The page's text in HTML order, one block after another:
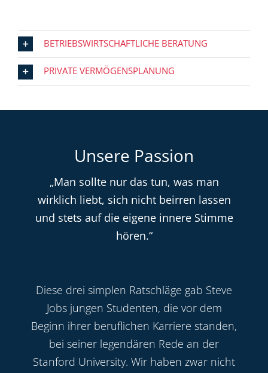
BETRIEBSWIRTSCHAFTLICHE BERATUNG
PRIVATE VERMÖGENSPLANUNG
Unsere Passion
„Man sollte nur das tun, was man
wirklich liebt, sich nicht beirren lassen
und stets auf die eigene innere Stimme
hören.“
Diese drei simplen Ratschläge gab Steve
Jobs jungen Studenten, die vor dem
Beginn ihrer beruflichen Karriere standen,
bei seiner legendären Rede an der
Stanford University. Wir haben zwar nicht